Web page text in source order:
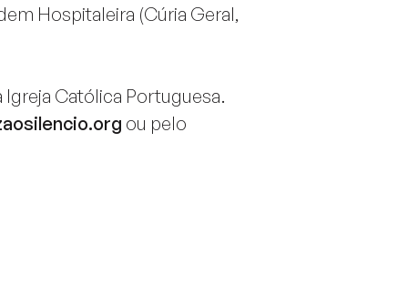
Hospitaleira (Cúria Geral,
Católica Portuguesa.
ou pelo